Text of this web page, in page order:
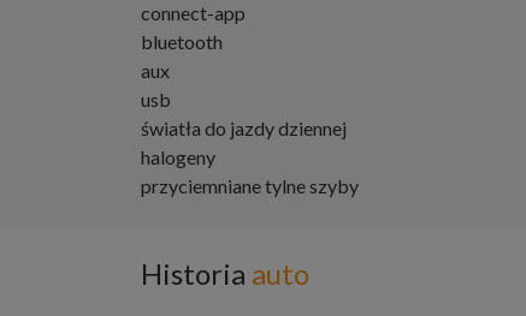
connect-app
bluetooth
aux
usb
światła do jazdy dziennej
halogeny
przyciemniane tylne szyby
Historia auto